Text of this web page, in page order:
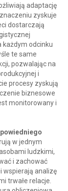
adaptację
zyskuje
dostarczają
każdym odcinku
te same
pozwalając na
i
procesy zyskują
biznesowe
monitorowany i
w jednym
ludzkimi,
i zachować
wspierają analizę
trwałe relacje.